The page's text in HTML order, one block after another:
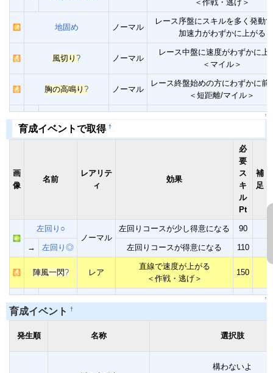
＜作戦・逃げ＞
地固め ノーマル
レース序盤にスキルを多く発動
加速力がわずかに上がる
風切り ? ノーマル
レース中盤に速度がわずかに上
＜マイル＞
胸の高鳴り ? ノーマル
レース終盤始めの方にわずかに前
＜短距離/マイル＞
↑
育成イベントで取得 †
画
像
名前
レアリテ
ィ
効果
必
要
ス
キ
ル
Pt
補
足
左回り○
ノーマル
左回りコースが少し得意になる 90
→ 左回り◎ 左回りコースが得意になる 110
陣風一閃? レア
直線で速度が上がる
＜作戦・逃げ＞
150
↑
育成イベント †
発生順 名称 選択肢
構わないよ